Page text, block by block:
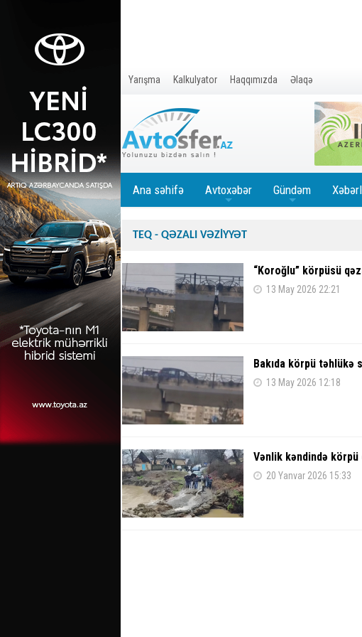
Yarışma Kalkulyator Haqqımızda Əlaqə
Ana səhifə Avtoxəbər Gündəm
TEQ - QƏZALI VƏZİYYƏT
“Koroğlu” körpüsü
13 May 2026 22:21
Bakıda körpü təhlükə
13 May 2026 12:18
Vənlik kəndində körpü
20 Yanvar 2026 15:33